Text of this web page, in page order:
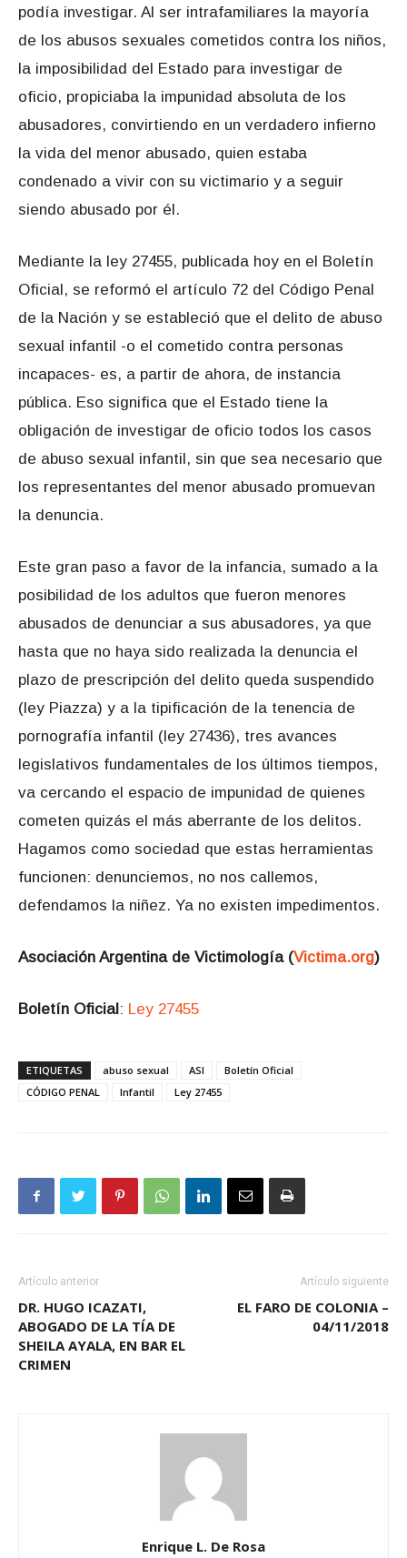
podía investigar. Al ser intrafamiliares la mayoría
de los abusos sexuales cometidos contra los niños,
la imposibilidad del Estado para investigar de
oficio, propiciaba la impunidad absoluta de los
abusadores, convirtiendo en un verdadero infierno
la vida del menor abusado, quien estaba
condenado a vivir con su victimario y a seguir
siendo abusado por él.
Mediante la ley 27455, publicada hoy en el Boletín
Oficial, se reformó el artículo 72 del Código Penal
de la Nación y se estableció que el delito de abuso
sexual infantil -o el cometido contra personas
incapaces- es, a partir de ahora, de instancia
pública. Eso significa que el Estado tiene la
obligación de investigar de oficio todos los casos
de abuso sexual infantil, sin que sea necesario que
los representantes del menor abusado promuevan
la denuncia.
Este gran paso a favor de la infancia, sumado a la
posibilidad de los adultos que fueron menores
abusados de denunciar a sus abusadores, ya que
hasta que no haya sido realizada la denuncia el
plazo de prescripción del delito queda suspendido
(ley Piazza) y a la tipificación de la tenencia de
pornografía infantil (ley 27436), tres avances
legislativos fundamentales de los últimos tiempos,
va cercando el espacio de impunidad de quienes
cometen quizás el más aberrante de los delitos.
Hagamos como sociedad que estas herramientas
funcionen: denunciemos, no nos callemos,
defendamos la niñez. Ya no existen impedimentos.
Asociación Argentina de Victimología (Victima.org)
Boletín Oficial: Ley 27455
ETIQUETAS abuso sexual ASI
Boletín Oficial
CÓDIGO PENAL
Infantil Ley 27455
Artículo anterior
DR. HUGO ICAZATI,
ABOGADO DE LA TÍA DE
SHEILA AYALA, EN BAR EL
CRIMEN
Artículo siguiente
EL FARO DE COLONIA –
04/11/2018
Enrique L. De Rosa